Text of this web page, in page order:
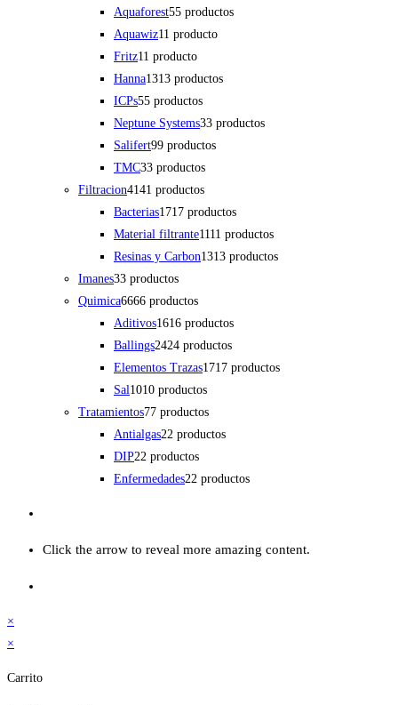
Aquaforest55 productos
Aquawiz11 producto
Fritz11 producto
Hanna1313 productos
ICPs55 productos
Neptune Systems33 productos
Salifert99 productos
TMC33 productos
Filtracion4141 productos
Bacterias1717 productos
Material filtrante1111 productos
Resinas y Carbon1313 productos
Imanes33 productos
Quimica6666 productos
Aditivos1616 productos
Ballings2424 productos
Elementos Trazas1717 productos
Sal1010 productos
Tratamientos77 productos
Antialgas22 productos
DIP22 productos
Enfermedades22 productos
Click the arrow to reveal more amazing content.
×
×
Carrito